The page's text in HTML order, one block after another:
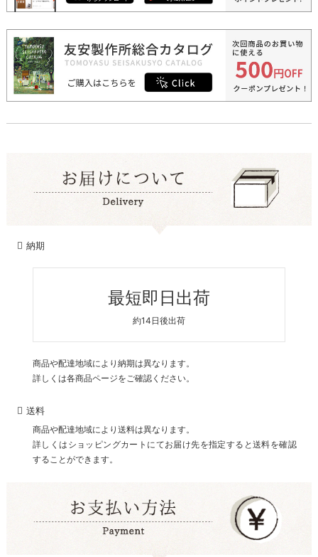
納期
最短即日出荷
約14日後出荷
商品や配達地域により納期は異なります。
詳しくは各商品ページをご確認ください。
送料
商品や配達地域により送料は異なります。
詳しくはショッピングカートにてお届け先を指定すると送料を確認
することができます。